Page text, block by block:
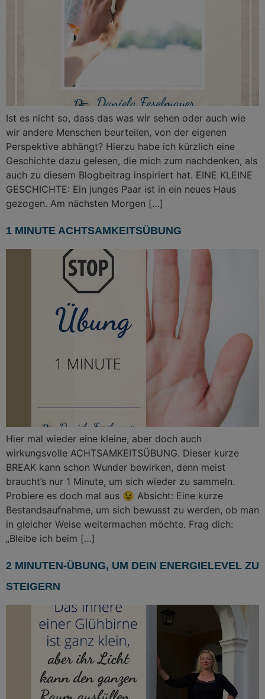
Ist es nicht so, dass das was wir sehen oder auch wie
wir andere Menschen beurteilen, von der eigenen
Perspektive abhängt? Hierzu habe ich kürzlich eine
Geschichte dazu gelesen, die mich zum nachdenken, als
auch zu diesem Blogbeitrag inspiriert hat. EINE KLEINE
GESCHICHTE: Ein junges Paar ist in ein neues Haus
gezogen. Am nächsten Morgen […]
1 MINUTE ACHTSAMKEITSÜBUNG
Hier mal wieder eine kleine, aber doch auch
wirkungsvolle ACHTSAMKEITSÜBUNG. Dieser kurze
BREAK kann schon Wunder bewirken, denn meist
braucht’s nur 1 Minute, um sich wieder zu sammeln.
Probiere es doch mal aus 😉 Absicht: Eine kurze
Bestandsaufnahme, um sich bewusst zu werden, ob man
in gleicher Weise weitermachen möchte. Frag dich:
„Bleibe ich beim […]
2 MINUTEN-ÜBUNG, UM DEIN ENERGIELEVEL ZU
STEIGERN